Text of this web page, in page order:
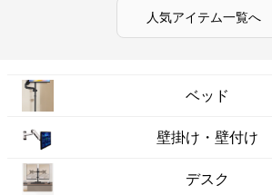
人気アイテム一覧へ
ベッド
壁掛け・壁付け
デスク